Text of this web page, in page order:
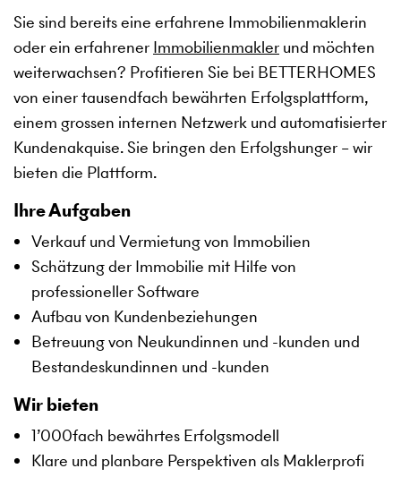
Sie sind bereits eine erfahrene Immobilienmaklerin
oder ein erfahrener Immobilienmakler und möchten
weiterwachsen? Profitieren Sie bei BETTERHOMES
von einer tausendfach bewährten Erfolgsplattform,
einem grossen internen Netzwerk und automatisierter
Kundenakquise. Sie bringen den Erfolgshunger – wir
bieten die Plattform.
Ihre Aufgaben
Verkauf und Vermietung von Immobilien
Schätzung der Immobilie mit Hilfe von
professioneller Software
Aufbau von Kundenbeziehungen
Betreuung von Neukundinnen und -kunden und
Bestandeskundinnen und -kunden
Wir bieten
1’000fach bewährtes Erfolgsmodell
Klare und planbare Perspektiven als Maklerprofi